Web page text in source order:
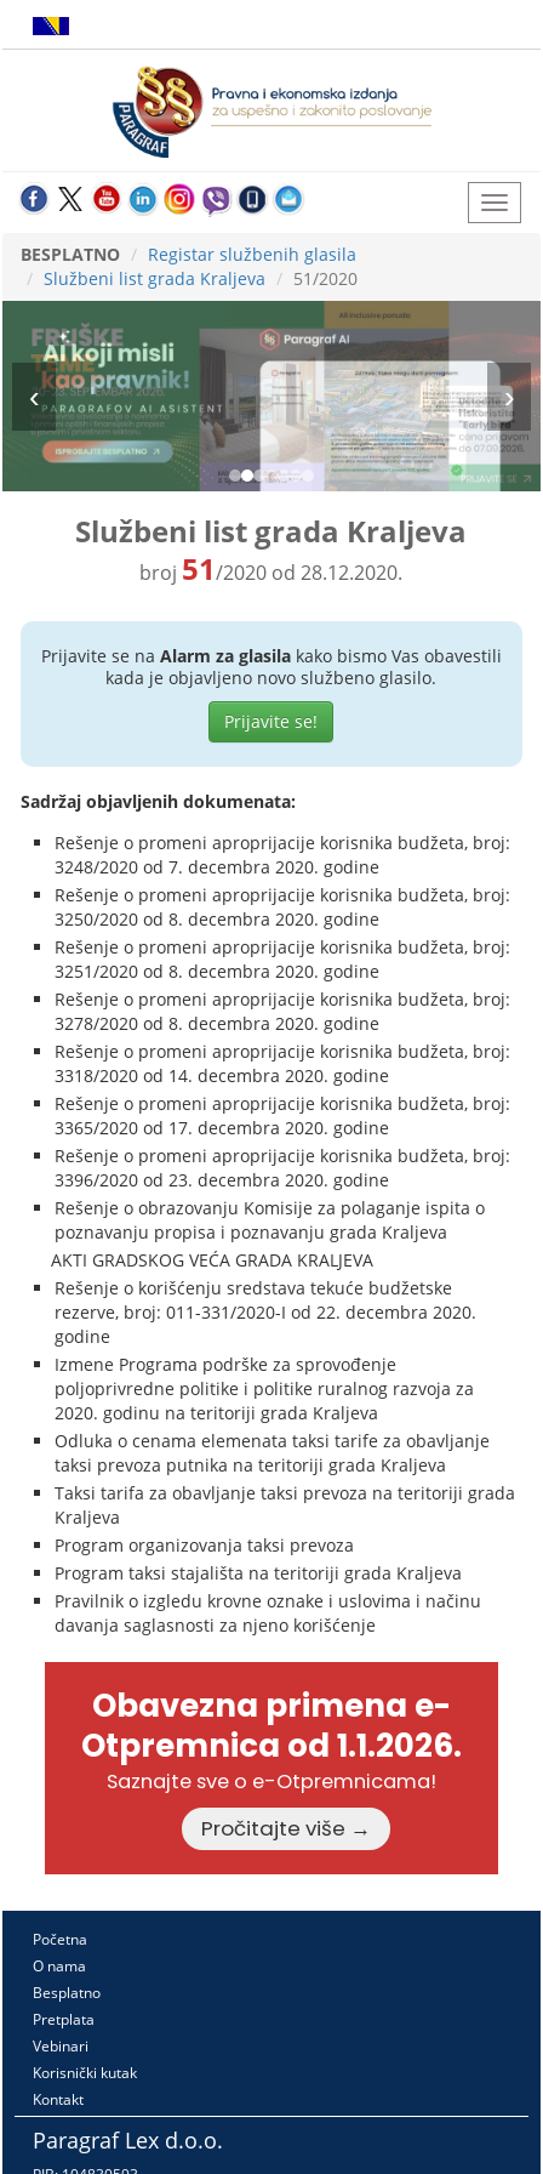
BESPLATNO
Registar službenih glasila
Službeni list grada Kraljeva
51/2020
Službeni list grada Kraljeva
broj 51/2020 od 28.12.2020.
Prijavite se na Alarm za glasilakako bismo Vas obavestili
kada je objavljeno novo službeno glasilo.
Prijavite se!
Sadržaj objavljenih dokumenata:
Rešenje o promeni aproprijacije korisnika budžeta, broj:
3248/2020 od 7. decembra 2020. godine
Rešenje o promeni aproprijacije korisnika budžeta, broj:
3250/2020 od 8. decembra 2020. godine
Rešenje o promeni aproprijacije korisnika budžeta, broj:
3251/2020 od 8. decembra 2020. godine
Rešenje o promeni aproprijacije korisnika budžeta, broj:
3278/2020 od 8. decembra 2020. godine
Rešenje o promeni aproprijacije korisnika budžeta, broj:
3318/2020 od 14. decembra 2020. godine
Rešenje o promeni aproprijacije korisnika budžeta, broj:
3365/2020 od 17. decembra 2020. godine
Rešenje o promeni aproprijacije korisnika budžeta, broj:
3396/2020 od 23. decembra 2020. godine
Rešenje o obrazovanju Komisije za polaganje ispita o
poznavanju propisa i poznavanju grada Kraljeva
AKTI GRADSKOG VEĆA GRADA KRALJEVA
Rešenje o korišćenju sredstava tekuće budžetske
rezerve, broj: 011-331/2020-I od 22. decembra 2020.
godine
Izmene Programa podrške za sprovođenje
poljoprivredne politike i politike ruralnog razvoja za
2020. godinu na teritoriji grada Kraljeva
Odluka o cenama elemenata taksi tarife za obavljanje
taksi prevoza putnika na teritoriji grada Kraljeva
Taksi tarifa za obavljanje taksi prevoza na teritoriji grada
Kraljeva
Program organizovanja taksi prevoza
Program taksi stajališta na teritoriji grada Kraljeva
Pravilnik o izgledu krovne oznake i uslovima i načinu
davanja saglasnosti za njeno korišćenje
Obavezna primena e-
Otpremnica od 1.1.2026.
Saznajte sve o e-Otpremnicama!
Pročitajte više →
Početna
O nama
Besplatno
Pretplata
Vebinari
Korisnički kutak
Kontakt
Paragraf Lex d.o.o.